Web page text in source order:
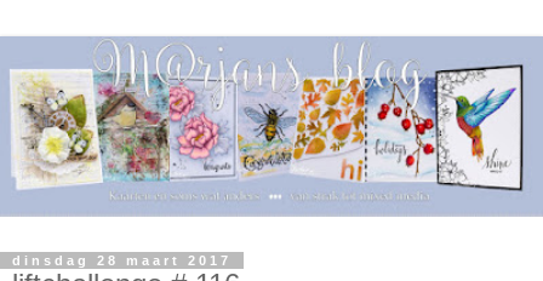
dinsdag 28 maart 2017